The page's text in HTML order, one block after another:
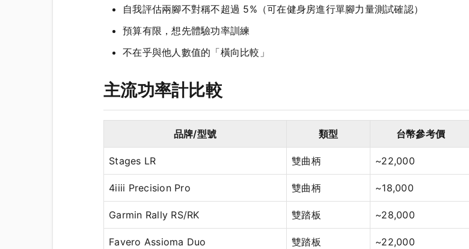
自我評估兩腳不對稱不超過 5%（可在健身房進行單腳力量測試確認）
預算有限，想先體驗功率訓練
不在乎與他人數值的「橫向比較」
主流功率計比較
品牌/型號 類型 台幣參考價
Stages LR 雙曲柄 ~22,000
4iiii Precision Pro 雙曲柄 ~18,000
Garmin Rally RS/RK 雙踏板 ~28,000
Favero Assioma Duo 雙踏板 ~22,000